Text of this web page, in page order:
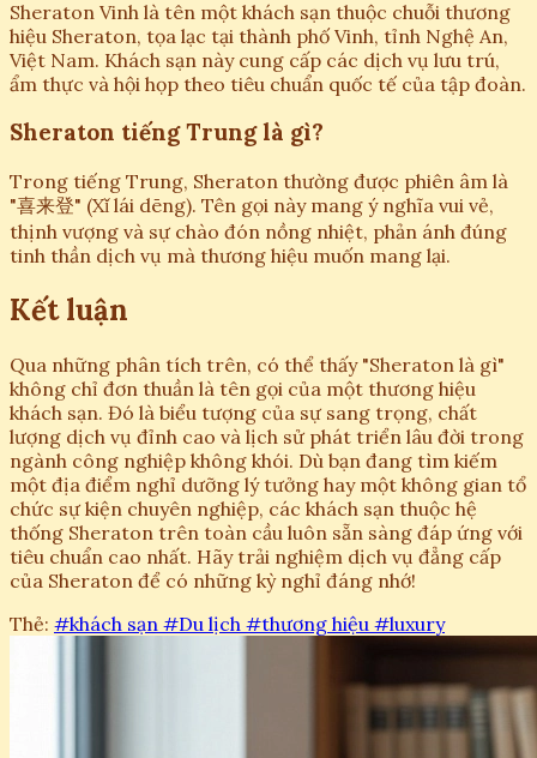
Sheraton Vinh là tên một khách sạn thuộc chuỗi thương
hiệu Sheraton, tọa lạc tại thành phố Vinh, tỉnh Nghệ An,
Việt Nam. Khách sạn này cung cấp các dịch vụ lưu trú,
ẩm thực và hội họp theo tiêu chuẩn quốc tế của tập đoàn.
Sheraton tiếng Trung là gì?
Trong tiếng Trung, Sheraton thường được phiên âm là
"喜来登" (Xǐ lái dēng). Tên gọi này mang ý nghĩa vui vẻ,
thịnh vượng và sự chào đón nồng nhiệt, phản ánh đúng
tinh thần dịch vụ mà thương hiệu muốn mang lại.
Kết luận
Qua những phân tích trên, có thể thấy "Sheraton là gì"
không chỉ đơn thuần là tên gọi của một thương hiệu
khách sạn. Đó là biểu tượng của sự sang trọng, chất
lượng dịch vụ đỉnh cao và lịch sử phát triển lâu đời trong
ngành công nghiệp không khói. Dù bạn đang tìm kiếm
một địa điểm nghỉ dưỡng lý tưởng hay một không gian tổ
chức sự kiện chuyên nghiệp, các khách sạn thuộc hệ
thống Sheraton trên toàn cầu luôn sẵn sàng đáp ứng với
tiêu chuẩn cao nhất. Hãy trải nghiệm dịch vụ đẳng cấp
của Sheraton để có những kỳ nghỉ đáng nhớ!
Thẻ: #khách sạn #Du lịch #thương hiệu #luxury